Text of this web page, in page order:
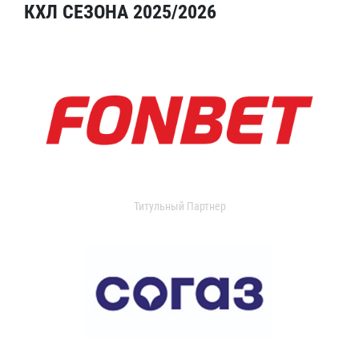
КХЛ СЕЗОНА 2025/2026
Титульный Партнер